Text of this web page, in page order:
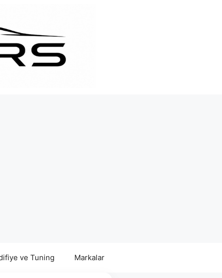
ve Tuning Markalar